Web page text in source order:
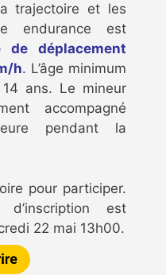
trajectoire et les
endurance est
de déplacement
h. L’âge minimum
ans. Le mineur
accompagné
pendant la
pour participer.
est
22 mai 13h00.